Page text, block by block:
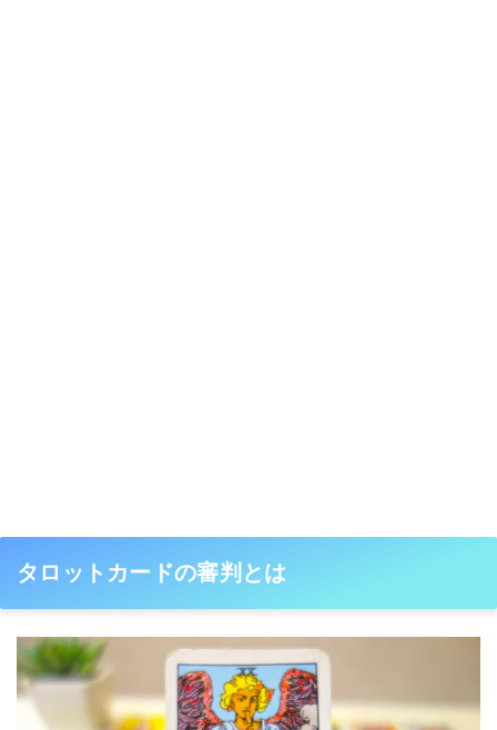
タロットカードの審判とは